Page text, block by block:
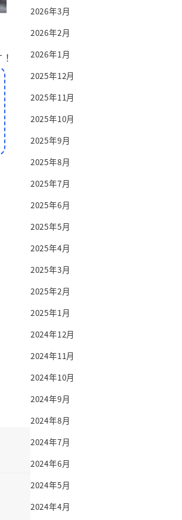
2026年3月
2026年2月
2026年1月
2025年12月
2025年11月
2025年10月
2025年9月
2025年8月
2025年7月
2025年6月
2025年5月
2025年4月
2025年3月
2025年2月
2025年1月
2024年12月
2024年11月
2024年10月
2024年9月
2024年8月
2024年7月
2024年6月
2024年5月
2024年4月